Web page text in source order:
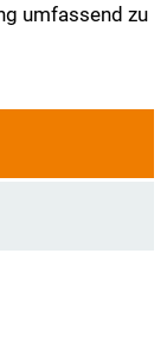
umfassend zu